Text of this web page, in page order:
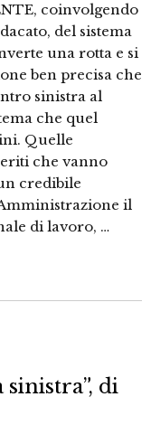
coinvolgendo
del sistema
una rotta e si
ben precisa che
sinistra al
che quel
Quelle
che vanno
credibile
il
di lavoro, …
di